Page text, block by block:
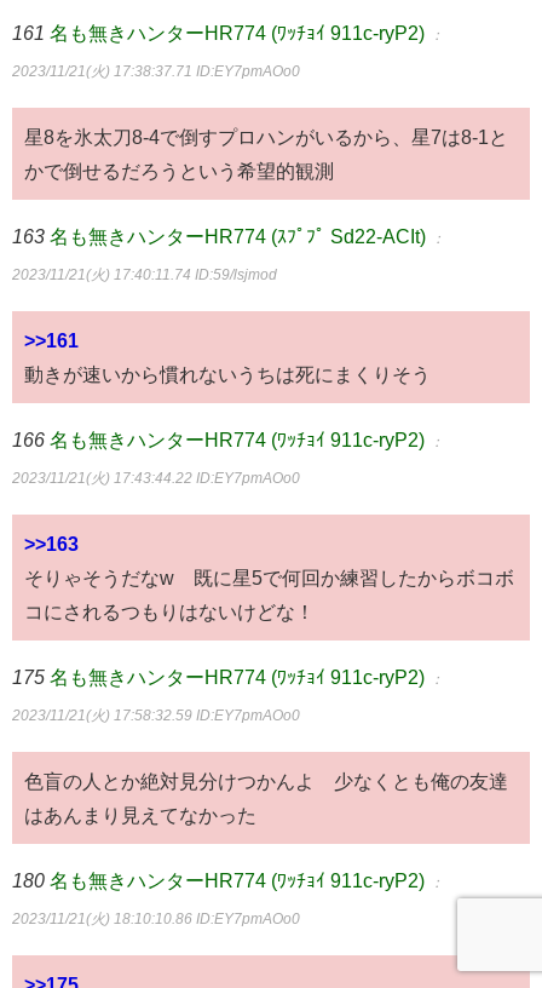
161 名も無きハンターHR774 (ﾜｯﾁｮｲ 911c-ryP2) ：
2023/11/21(火) 17:38:37.71 ID:EY7pmAOo0
星8を氷太刀8-4で倒すプロハンがいるから、星7は8-1と
かで倒せるだろうという希望的観測
163 名も無きハンターHR774 (ｽﾌﾟﾌﾟ Sd22-ACIt) ：
2023/11/21(火) 17:40:11.74 ID:59/lsjmod
>>161
動きが速いから慣れないうちは死にまくりそう
166 名も無きハンターHR774 (ﾜｯﾁｮｲ 911c-ryP2) ：
2023/11/21(火) 17:43:44.22 ID:EY7pmAOo0
>>163
そりゃそうだなw 既に星5で何回か練習したからボコボ
コにされるつもりはないけどな！
175 名も無きハンターHR774 (ﾜｯﾁｮｲ 911c-ryP2) ：
2023/11/21(火) 17:58:32.59 ID:EY7pmAOo0
色盲の人とか絶対見分けつかんよ 少なくとも俺の友達
はあんまり見えてなかった
180 名も無きハンターHR774 (ﾜｯﾁｮｲ 911c-ryP2) ：
2023/11/21(火) 18:10:10.86 ID:EY7pmAOo0